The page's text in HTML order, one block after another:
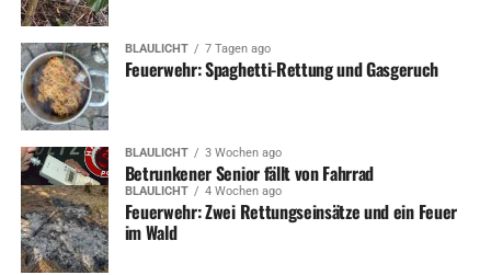
BLAULICHT 7 Tagen ago
Feuerwehr: Spaghetti-Rettung und Gasgeruch
BLAULICHT 3 Wochen ago
Betrunkener Senior fällt von Fahrrad
BLAULICHT 4 Wochen ago
Feuerwehr: Zwei Rettungseinsätze und ein Feuer
im Wald